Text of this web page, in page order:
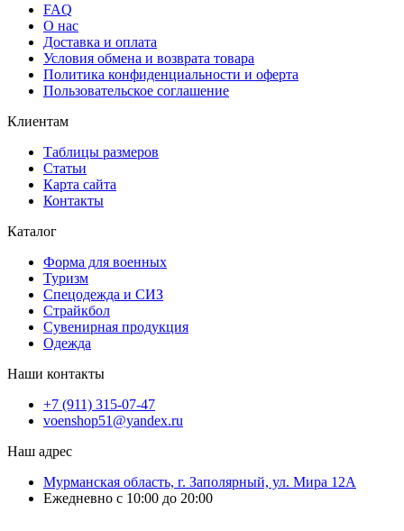
FAQ
О нас
Доставка и оплата
Условия обмена и возврата товара
Политика конфиденциальности и оферта
Пользовательское соглашение
Клиентам
Таблицы размеров
Статьи
Карта сайта
Контакты
Каталог
Форма для военных
Туризм
Спецодежда и СИЗ
Страйкбол
Сувенирная продукция
Одежда
Наши контакты
+7 (911) 315-07-47
voenshop51@yandex.ru
Наш адрес
Мурманская область, г. Заполярный, ул. Мира 12А
Ежедневно с 10:00 до 20:00